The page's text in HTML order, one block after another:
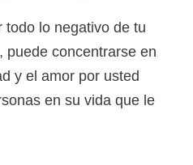
todo lo negativo de tu
puede concentrarse en
y el amor por usted
en su vida que le